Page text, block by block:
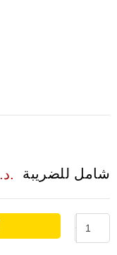
2.710 د.ت. شامل للضريبة